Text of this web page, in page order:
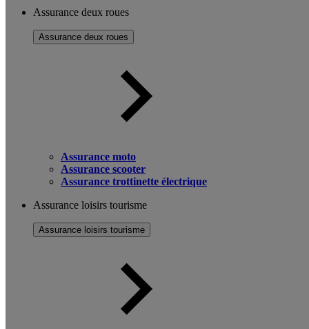
Assurance deux roues
Assurance deux roues
Assurance moto
Assurance scooter
Assurance trottinette électrique
Assurance loisirs tourisme
Assurance loisirs tourisme